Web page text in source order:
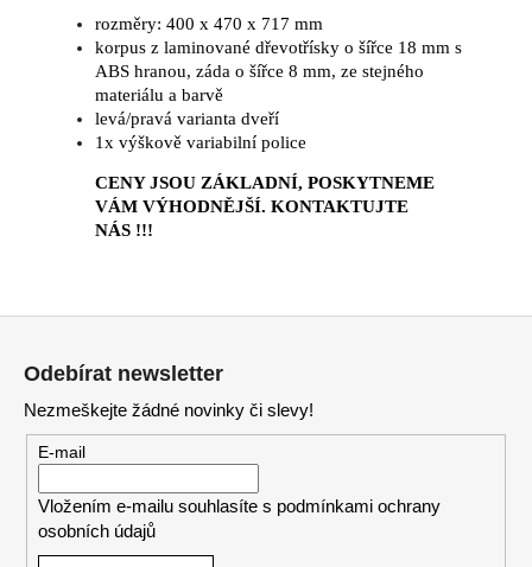
rozměry: 400 x 470 x 717 mm
korpus z laminované dřevotřísky o šířce 18 mm s
ABS hranou, záda o šířce 8 mm, ze stejného
materiálu a barvě
levá/pravá varianta dveří
1x výškově variabilní police
CENY JSOU ZÁKLADNÍ, POSKYTNEME
VÁM VÝHODNĚJŠÍ. KONTAKTUJTE
NÁS !!!
Odebírat newsletter
Nezmeškejte žádné novinky či slevy!
E-mail
Vložením e-mailu souhlasíte s podmínkami ochrany
osobních údajů